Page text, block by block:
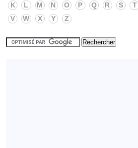
K
L M N O P Q R S T
V
W X Y Z